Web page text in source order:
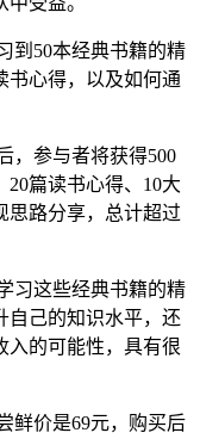
到50本经典书籍的精
书心得，以及如何通
，参与者将获得500
篇读书心得、10大
思路分享，总计超过
习这些经典书籍的精
自己的知识水平，还
入的可能性，具有很
鲜价是69元，购买后